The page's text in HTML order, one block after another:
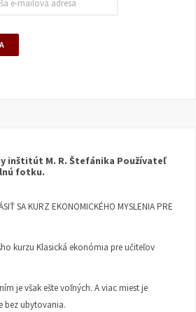
inštitút M. R. Štefánika Používateľ
fotku.
SA KURZ EKONOMICKÉHO MYSLENIA PRE
kurzu Klasická ekonómia pre učiteľov
je však ešte voľných. A viac miest je
bez ubytovania.